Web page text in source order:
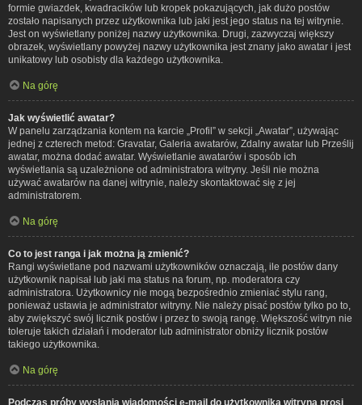
formie gwiazdek, kwadracików lub kropek pokazujących, jak dużo postów
zostało napisanych przez użytkownika lub jaki jest jego status na tej witrynie.
Jest on wyświetlany poniżej nazwy użytkownika. Drugi, zazwyczaj większy
obrazek, wyświetlany powyżej nazwy użytkownika jest znany jako awatar i jest
unikatowy lub osobisty dla każdego użytkownika.
Na górę
Jak wyświetlić awatar?
W panelu zarządzania kontem na karcie „Profil” w sekcji „Awatar”, używając
jednej z czterech metod: Gravatar, Galeria awatarów, Zdalny awatar lub Prześlij
awatar, można dodać awatar. Wyświetlanie awatarów i sposób ich
wyświetlania są uzależnione od administratora witryny. Jeśli nie można
używać awatarów na danej witrynie, należy skontaktować się z jej
administratorem.
Na górę
Co to jest ranga i jak można ją zmienić?
Rangi wyświetlane pod nazwami użytkowników oznaczają, ile postów dany
użytkownik napisał lub jaki ma status na forum, np. moderatora czy
administratora. Użytkownicy nie mogą bezpośrednio zmieniać stylu rang,
ponieważ ustawia je administrator witryny. Nie należy pisać postów tylko po to,
aby zwiększyć swój licznik postów i przez to swoją rangę. Większość witryn nie
toleruje takich działań i moderator lub administrator obniży licznik postów
takiego użytkownika.
Na górę
Podczas próby wysłania wiadomości e-mail do użytkownika witryna prosi